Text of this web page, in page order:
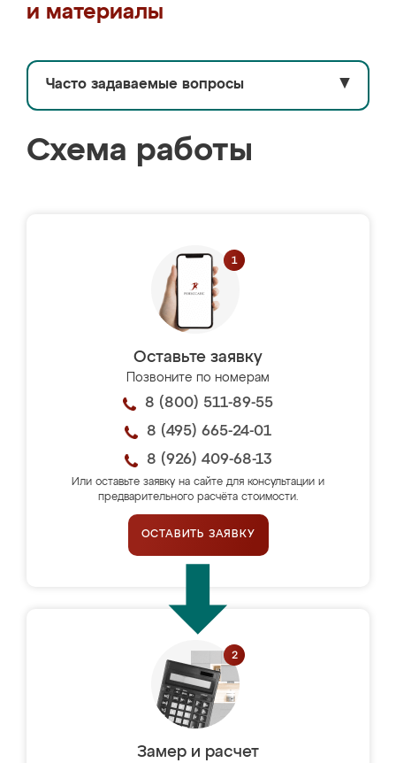
и материалы
Часто задаваемые вопросы ▼
Схема работы
Оставьте заявку
Позвоните по номерам
8 (800) 511-89-55
8 (495) 665-24-01
8 (926) 409-68-13
Или оставьте заявку на сайте для консультации и
предварительного расчёта стоимости.
ОСТАВИТЬ ЗАЯВКУ
Замер и расчет